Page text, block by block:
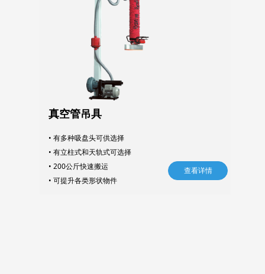
真空管吊具
• 有多种吸盘头可供选择
• 有立柱式和天轨式可选择
• 200公斤快速搬运
• 可提升各类形状物件
查看详情